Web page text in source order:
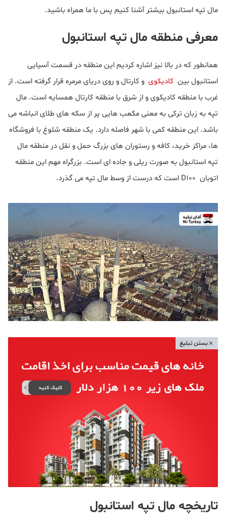
مال تپه استانبول بیشتر آشنا کنیم پس با ما همراه باشید.
معرفی منطقه مال تپه استانبول
همانطور که در بالا نیز اشاره کردیم این منطقه در قسمت آسیایی
استانبول بین کادیکوی و کارتال و روی دریای مرمره قرار گرفته است. از
غرب با منطقه کادیکوی و از شرق با منطقه کارتال همسایه است. مال
تپه به زبان ترکی به معنی مکعب هایی پر از سکه های طلای انباشه می
باشد. این منطقه کمی با شهر فاصله دارد. یک منطقه شلوغ با فروشگاه
ها، مراکز خرید، کافه و رستوران های بزرگ حمل و نقل در منطقه مال
تپه استانبول به صورت ریلی و جاده ای است. بزرگراه مهم این منطقه
اتوبان D100 است که درست از وسط مال تپه می گذرد.
بستن تبلیغ
تاریخچه مال تپه استانبول